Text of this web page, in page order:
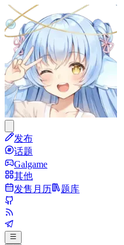
发布
话题
Galgame
其他
发售月历
题库